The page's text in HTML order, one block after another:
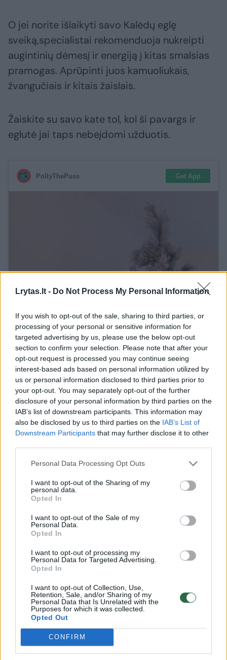
Lrytas.lt - Do Not Process My Personal Information
If you wish to opt-out of the sale, sharing to third parties, or
processing of your personal or sensitive information for
targeted advertising by us, please use the below opt-out
section to confirm your selection. Please note that after your
opt-out request is processed you may continue seeing
interest-based ads based on personal information utilized by
us or personal information disclosed to third parties prior to
your opt-out. You may separately opt-out of the further
disclosure of your personal information by third parties on the
IAB’s list of downstream participants. This information may
also be disclosed by us to third parties on the IAB’s List of
Downstream Participants that may further disclose it to other
Personal Data Processing Opt Outs
I want to opt-out of the Sharing of my
personal data.
Opted In
I want to opt-out of the Sale of my
Personal Data.
Opted In
I want to opt-out of processing my
Personal Data for Targeted Advertising.
Opted In
I want to opt-out of Collection, Use,
Retention, Sale, and/or Sharing of my
Personal Data that Is Unrelated with the
Purposes for which it was collected.
Opted Out
CONFIRM
O jei norite išlaikyti savo Kalėdų eglę
sveiką,specialistai rekomenduoja nukreipti
augintinių dėmesį ir energiją į kitas smalsias
pramogas. Aprūpinti juos kamuoliukais,
žvangučiais ir kitais žaislais.
Žaiskite su savo kate tol, kol ši pavargs ir
eglutė jai taps nebeįdomi užduotis.
Taip pat galima pasirūpinti specialiais